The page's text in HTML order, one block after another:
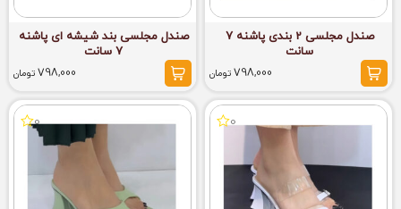
صندل مجلسی 2 بندی پاشنه 7
سانت
798,000تومان
صندل مجلسی بند شیشه ای پاشنه
7 سانت
798,000تومان
0
0